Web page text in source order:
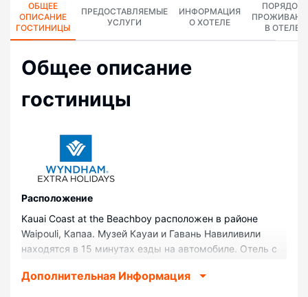
ОБЩЕЕ
ОПИСАНИЕ
ГОСТИНИЦЫ
ПРЕДОСТАВЛЯЕМЫЕ
УСЛУГИ
ИНФОРМАЦИЯ
О ХОТЕЛЕ
ПОРЯДОК
В ОТЕЛЕ
Общее описание
гостиницы
Pасположение
Kauai Coast at the Beachboy расположен в районе
Waipouli, Капаа. Музей Кауаи и Гавань Навиливили
находятся в 15 минутах езды на автомобиле. Отель с
Coconut Marketplace находится в 0,1 км, Пляж Лэй-
Дополнительная Информация